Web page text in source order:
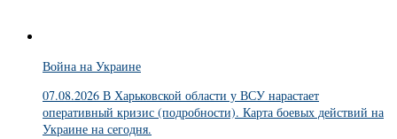
Война на Украине
07.08.2026 В Харьковской области у ВСУ нарастает
оперативный кризис (подробности). Карта боевых действий на
Украине на сегодня.